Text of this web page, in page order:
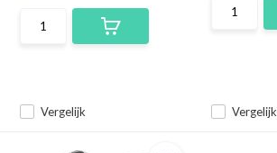
Vergelijk Vergelijk